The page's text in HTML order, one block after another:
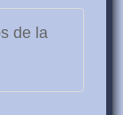
de la